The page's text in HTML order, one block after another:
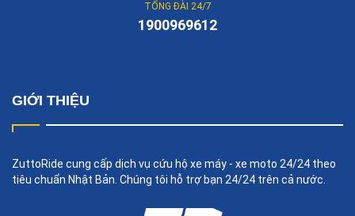
TỔNG ĐÀI 24/7
1900969612
GIỚI THIỆU
ZuttoRide cung cấp dịch vụ cứu hộ xe máy - xe moto 24/24 theo
tiêu chuẩn Nhật Bản. Chúng tôi hỗ trợ bạn 24/24 trên cả nước.